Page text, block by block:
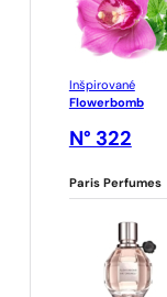
Inšpirované
Flowerbomb
N° 322
Paris Perfumes